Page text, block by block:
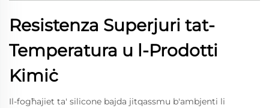
Resistenza Superjuri tat-
Temperatura u l-Prodotti
Kimiċ
Il-fogħajiet ta' silicone bajda jitqassmu b'ambjenti li